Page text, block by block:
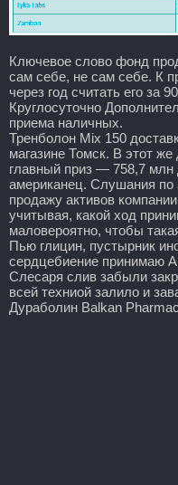
Ключевое слово фонд
сам себе, не сам себе. К
через год считать его за
Круглосуточно
приема наличных.
Тренболон Mix 150
магазине Томск. В этот
главный приз — 758,7
американец. Слушания по
продажу активов
учитывая, какой ход
маловероятно, чтобы
Пью глицин, пустырник
сердцебиение принимаю
Слесаря слив забыли
всей техниой залило и
Дураболин Balkan